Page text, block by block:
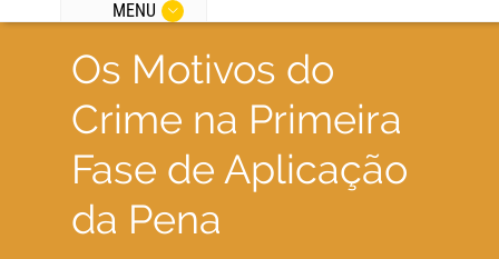
MENU
Os Motivos do
Crime na Primeira
Fase de Aplicação
da Pena